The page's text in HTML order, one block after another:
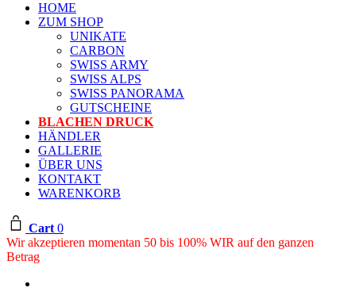
HOME
ZUM SHOP
UNIKATE
CARBON
SWISS ARMY
SWISS ALPS
SWISS PANORAMA
GUTSCHEINE
BLACHEN DRUCK
HÄNDLER
GALLERIE
ÜBER UNS
KONTAKT
WARENKORB
Cart 0
Wir akzeptieren momentan 50 bis 100% WIR auf den ganzen
Betrag